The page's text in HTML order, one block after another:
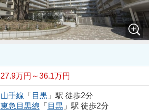
27.9万円～36.1万円
山手線 「 目黒」駅 徒歩2分
東急目黒線 「 目黒」駅 徒歩2分